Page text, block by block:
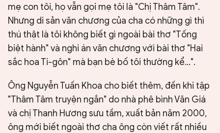
mẹ con tôi, họ vẫn gọi mẹ tôi là "Chị Thâm Tâm".
Nhưng di sản văn chương của cha có những gì thì
thú thật là tôi không biết gì ngoài bài thơ "Tống
biệt hành" và nghi án văn chương với bài thơ "Hai
sắc hoa Ti-gôn" mà bạn bè bố tôi thường kể…".
Ông Nguyễn Tuấn Khoa cho biết thêm, đến khi tập
"Thâm Tâm truyện ngắn" do nhà phê bình Văn Giá
và chị Thanh Hương sưu tầm, xuất bản năm 2000,
ông mới biết ngoài thơ cha ông còn viết rất nhiều